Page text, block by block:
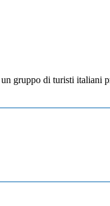
gruppo di turisti italiani